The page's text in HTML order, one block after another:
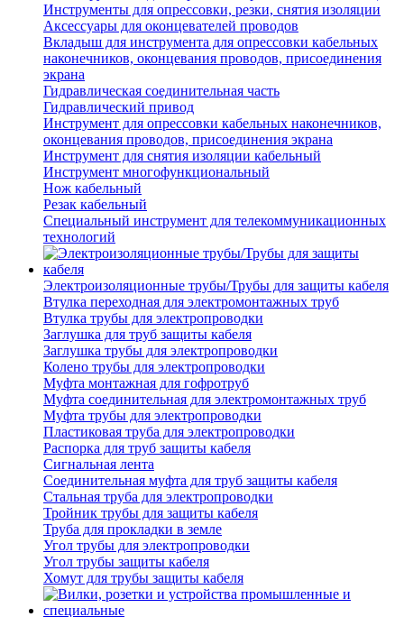
Инструменты для опрессовки, резки, снятия изоляции
Аксессуары для оконцевателей проводов
Вкладыш для инструмента для опрессовки кабельных
наконечников, оконцевания проводов, присоединения
экрана
Гидравлическая соединительная часть
Гидравлический привод
Инструмент для опрессовки кабельных наконечников,
оконцевания проводов, присоединения экрана
Инструмент для снятия изоляции кабельный
Инструмент многофункциональный
Нож кабельный
Резак кабельный
Специальный инструмент для телекоммуникационных
технологий
Электроизоляционные трубы/Трубы для защиты кабеля
Втулка переходная для электромонтажных труб
Втулка трубы для электропроводки
Заглушка для труб защиты кабеля
Заглушка трубы для электропроводки
Колено трубы для электропроводки
Муфта монтажная для гофротруб
Муфта соединительная для электромонтажных труб
Муфта трубы для электропроводки
Пластиковая труба для электропроводки
Распорка для труб защиты кабеля
Сигнальная лента
Соединительная муфта для труб защиты кабеля
Стальная труба для электропроводки
Тройник трубы для защиты кабеля
Труба для прокладки в земле
Угол трубы для электропроводки
Угол трубы защиты кабеля
Хомут для трубы защиты кабеля